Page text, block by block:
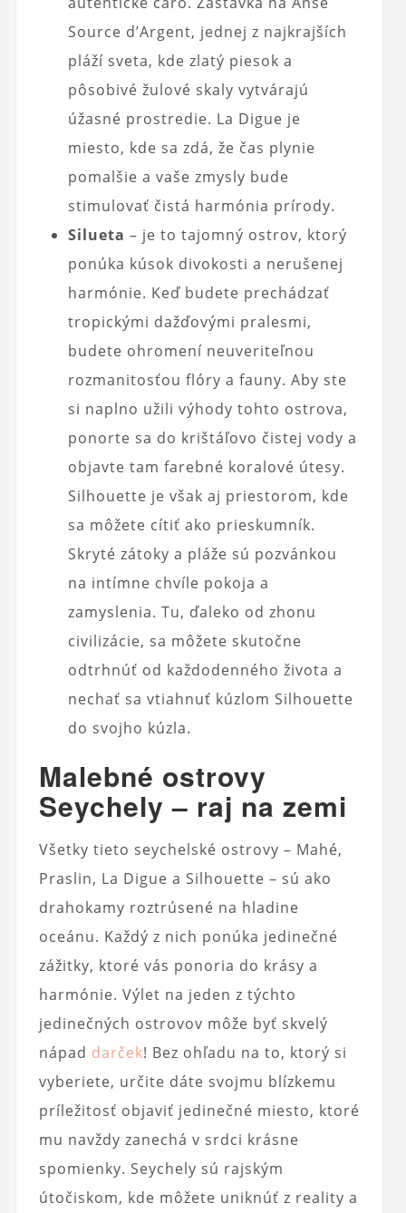
Source d’Argent, jednej z najkrajších
pláží sveta, kde zlatý piesok a
pôsobivé žulové skaly vytvárajú
úžasné prostredie. La Digue je
miesto, kde sa zdá, že čas plynie
pomalšie a vaše zmysly bude
stimulovať čistá harmónia prírody.
Silueta – je to tajomný ostrov, ktorý
ponúka kúsok divokosti a nerušenej
harmónie. Keď budete prechádzať
tropickými dažďovými pralesmi,
budete ohromení neuveriteľnou
rozmanitosťou flóry a fauny. Aby ste
si naplno užili výhody tohto ostrova,
ponorte sa do krištáľovo čistej vody a
objavte tam farebné koralové útesy.
Silhouette je však aj priestorom, kde
sa môžete cítiť ako prieskumník.
Skryté zátoky a pláže sú pozvánkou
na intímne chvíle pokoja a
zamyslenia. Tu, ďaleko od zhonu
civilizácie, sa môžete skutočne
odtrhnúť od každodenného života a
nechať sa vtiahnuť kúzlom Silhouette
do svojho kúzla.
Malebné ostrovy
Seychely – raj na zemi
Všetky tieto seychelské ostrovy – Mahé,
Praslin, La Digue a Silhouette – sú ako
drahokamy roztrúsené na hladine
oceánu. Každý z nich ponúka jedinečné
zážitky, ktoré vás ponoria do krásy a
harmónie. Výlet na jeden z týchto
jedinečných ostrovov môže byť skvelý
nápad darček! Bez ohľadu na to, ktorý si
vyberiete, určite dáte svojmu blízkemu
príležitosť objaviť jedinečné miesto, ktoré
mu navždy zanechá v srdci krásne
spomienky. Seychely sú rajským
útočiskom, kde môžete uniknúť z reality a